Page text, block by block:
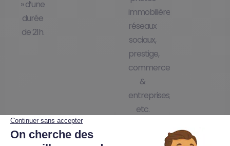
» d’une
durée
de 21h.
immobilières,
réseaux
sociaux,
prestige,
commerces
&
entreprises,
etc.